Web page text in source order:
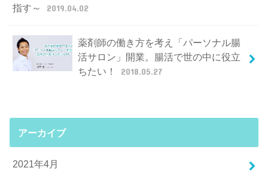
指す～
2019.04.02
薬剤師の働き方を考え「パーソナル腸
活サロン」開業。腸活で世の中に役立
ちたい！
2018.05.27
アーカイブ
2021年4月